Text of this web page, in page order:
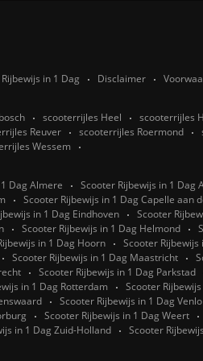
in 1 Dag Disclaimer
scooterrijles Heel scooterrijles
Reuver scooterrijles Roermond
Wessem
Dag Almere Scooter Rijbewijs in 1 Dag
Scooter Rijbewijs in 1 Dag Capelle aan
in 1 Dag Eindhoven Scooter
Scooter Rijbewijs in 1 Dag Helmond
in 1 Dag Hoorn Scooter Rijbewijs
Scooter Rijbewijs in 1 Dag Maastricht
Scooter Rijbewijs in 1 Dag Parkstad
in 1 Dag Rotterdam Scooter
Scooter Rijbewijs in 1 Dag Venlo
Scooter Rijbewijs in 1 Dag Weert
in 1 Dag Zuid-Holland Scooter